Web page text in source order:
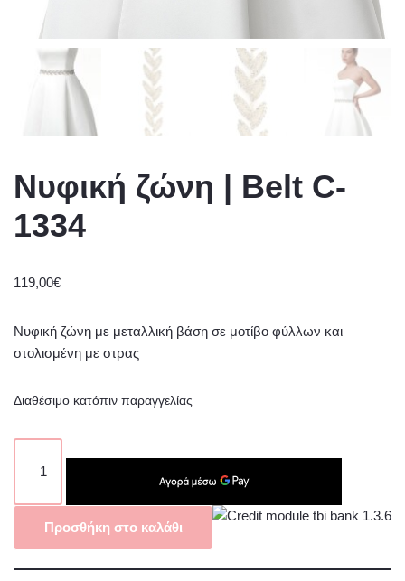
Νυφική ζώνη | Belt C-
1334
119,00€
Νυφική ζώνη με μεταλλική βάση σε μοτίβο φύλλων και
στολισμένη με στρας
Διαθέσιμο κατόπιν παραγγελίας
Προσθήκη στο καλάθι